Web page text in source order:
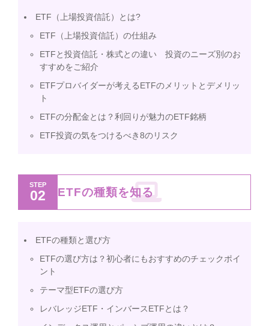
ETF（上場投資信託）とは?
ETF（上場投資信託）の仕組み
ETFと投資信託・株式との違い 投資のニーズ別のお
すすめをご紹介
ETFプロバイダーが考えるETFのメリットとデメリッ
ト
ETFの分配金とは？利回りが魅力のETF銘柄
ETF投資の気をつけるべき8のリスク
STEP
02 ETFの種類を知る
ETFの種類と選び方
ETFの選び方は？初心者にもおすすめのチェックポイ
ント
テーマ型ETFの選び方
レバレッジETF・インバースETFとは？